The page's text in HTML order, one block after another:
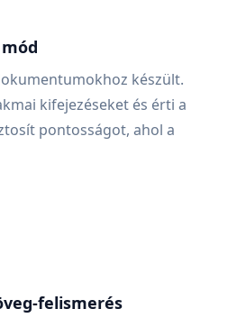
készült.
kifejezéseket és érti a
pontosságot, ahol a
felismerés